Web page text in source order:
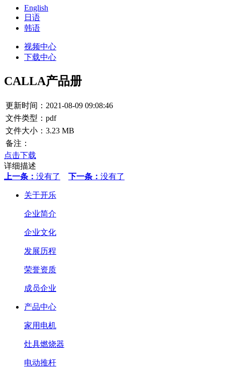
English
日语
韩语
视频中心
下载中心
CALLA产品册
更新时间：2021-08-09 09:08:46
文件类型：pdf
文件大小：3.23 MB
备注：
点击下载
详细描述
上一条： 没有了 下一条： 没有了
关于开乐
企业简介
企业文化
发展历程
荣誉资质
成员企业
产品中心
家用电机
灶具燃烧器
电动推杆